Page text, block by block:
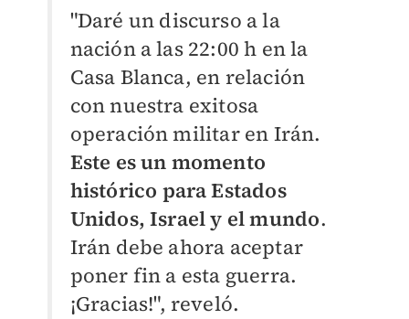
"Daré un discurso a la
nación a las 22:00 h en la
Casa Blanca, en relación
con nuestra exitosa
operación militar en Irán.
Este es un momento
histórico para Estados
Unidos, Israel y el mundo.
Irán debe ahora aceptar
poner fin a esta guerra.
¡Gracias!", reveló.